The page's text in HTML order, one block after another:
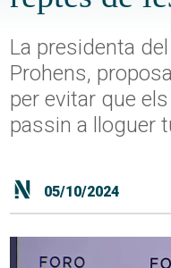
La presidenta
Prohens,
per evitar que
passin a lloguer
05/10/2024